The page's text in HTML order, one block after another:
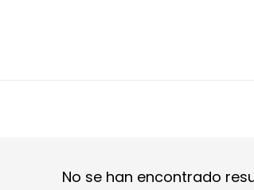
No se han encontrado